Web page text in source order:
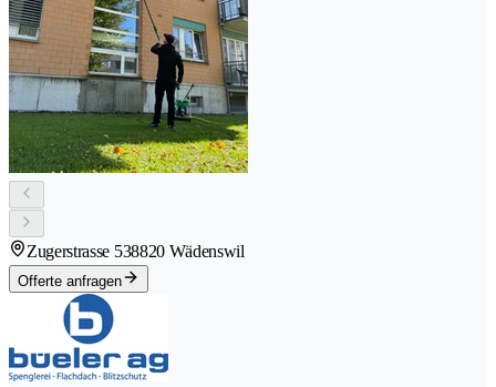
Zugerstrasse 538820 Wädenswil
Offerte anfragen